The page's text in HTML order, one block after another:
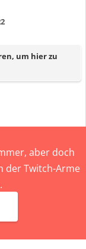
um hier zu
aber doch
der Twitch-Arme